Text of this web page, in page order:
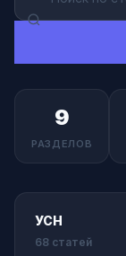
9
РАЗДЕЛОВ
УСН
68 статей